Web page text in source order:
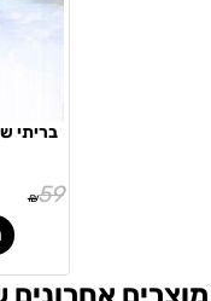
בריתי
₪59